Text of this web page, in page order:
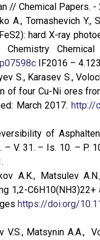
// Chemical Papers. -
A., Tomashevich
hard X-ray
Chemistry
IF2016 –
S., Karasev S.,
four Cu-Ni ores
March 2017.http://
of
– V. 31. – Is. 10. –
A.K., Matsulev
1,2-
https://doi.org/
V.S., Matsynin A.A.,